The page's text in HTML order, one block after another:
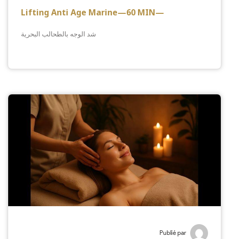
Lifting Anti Age Marine—60 MIN—
شد الوجه بالطحالب البحرية
Publié par